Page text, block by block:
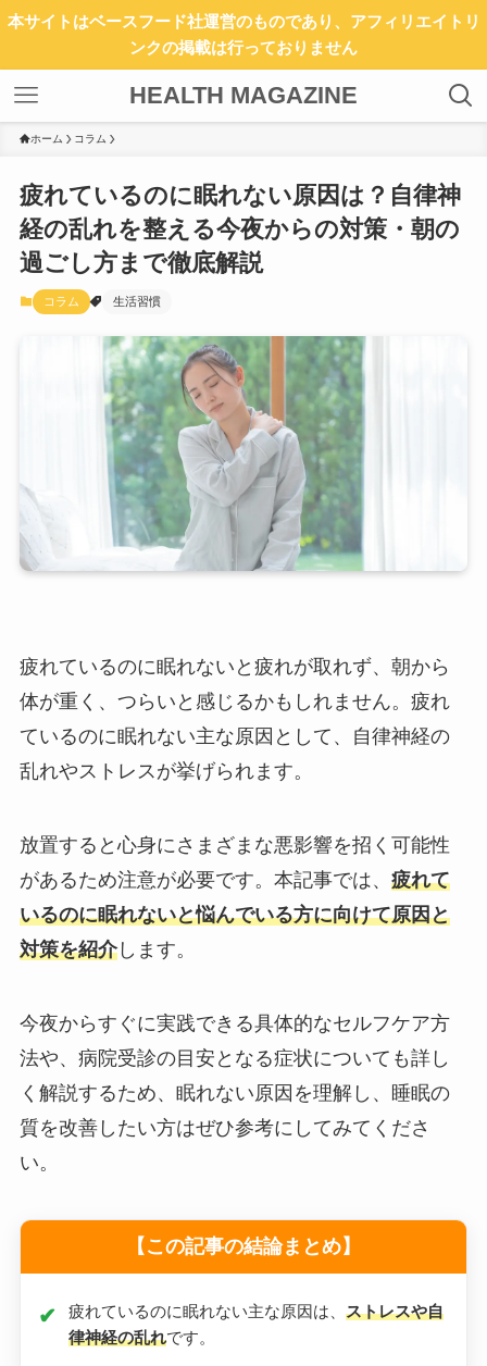
本サイトはベースフード社運営のものであり、アフィリエイトリ
ンクの掲載は行っておりません
HEALTH MAGAZINE
ホーム コラム
疲れているのに眠れない原因は？自律神
経の乱れを整える今夜からの対策・朝の
過ごし方まで徹底解説
コラム 生活習慣
疲れているのに眠れないと疲れが取れず、朝から
体が重く、つらいと感じるかもしれません。疲れ
ているのに眠れない主な原因として、自律神経の
乱れやストレスが挙げられます。
放置すると心身にさまざまな悪影響を招く可能性
があるため注意が必要です。本記事では、 疲れて
いるのに眠れないと悩んでいる方に向けて原因と
対策を紹介します。
今夜からすぐに実践できる具体的なセルフケア方
法や、病院受診の目安となる症状についても詳し
く解説するため、眠れない原因を理解し、睡眠の
質を改善したい方はぜひ参考にしてみてくださ
い。
【この記事の結論まとめ】
疲れているのに眠れない主な原因は、 ストレスや自
律神経の乱れです。